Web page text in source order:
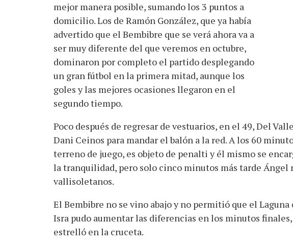
mejor manera posible, sumando los 3 puntos a
domicilio. Los de Ramón González, que ya había
advertido que el Bembibre que se verá ahora va a
ser muy diferente del que veremos en octubre,
dominaron por completo el partido desplegando
un gran fútbol en la primera mitad, aunque los
goles y las mejores ocasiones llegaron en el
segundo tiempo.
Poco después de regresar de vestuarios, en el 49, Del
Dani Ceinos para mandar el balón a la red. A los 60
terreno de juego, es objeto de penalti y él mismo se
la tranquilidad, pero solo cinco minutos más tarde Ángel
vallisoletanos.
El Bembibre no se vino abajo y no permitió que el
Isra pudo aumentar las diferencias en los minutos
estrelló en la cruceta.